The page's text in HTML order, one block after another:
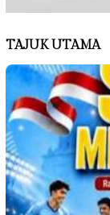
TAJUK UTAMA